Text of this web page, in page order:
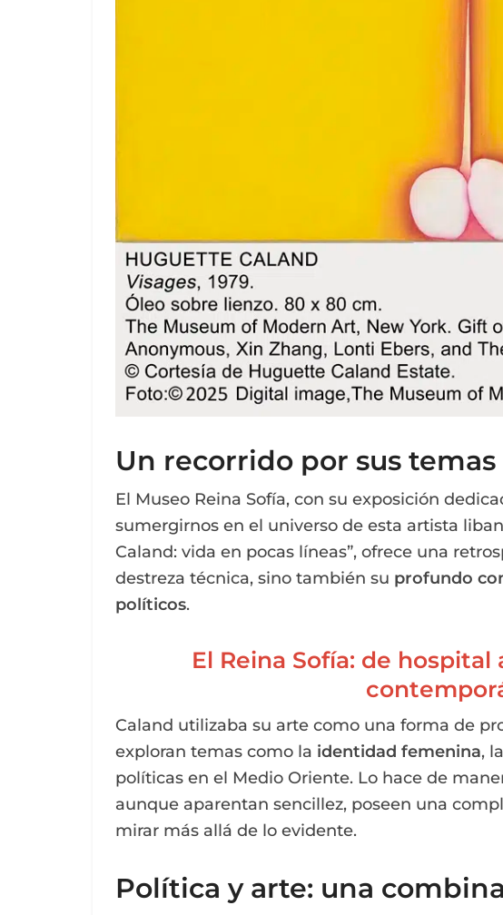
Un recorrido por sus
El Museo Reina Sofía, con su exposición
sumergirnos en el universo de esta artista
Caland: vida en pocas líneas”, ofrece una
destreza técnica, sino también su profundo
políticos.
El Reina Sofía: de
Caland utilizaba su arte como una forma de
exploran temas como la identidad femenina,
políticas en el Medio Oriente. Lo hace de
aunque aparentan sencillez, poseen una
mirar más allá de lo evidente.
Política y arte: una